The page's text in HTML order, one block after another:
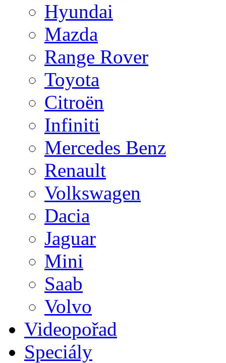
Hyundai
Mazda
Range Rover
Toyota
Citroën
Infiniti
Mercedes Benz
Renault
Volkswagen
Dacia
Jaguar
Mini
Saab
Volvo
Videopořad
Speciály